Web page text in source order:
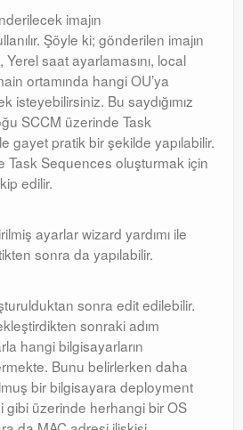
imajın
Şöyle ki; gönderilen imajın
Yerel saat ayarlamasını, local
ortamında hangi OU’ya
isteyebilirsiniz. Bu saydığımız
SCCM üzerinde Task
gayet pratik bir şekilde yapılabilir.
Task Sequences oluşturmak için
edilir.
ayarlar wizard yardımı ile
sonra da yapılabilir.
sonra edit edilebilir.
sonraki adım
hangi bilgisayarların
Bunu belirlerken daha
bir bilgisayara deployment
gibi üzerinde herhangi bir OS